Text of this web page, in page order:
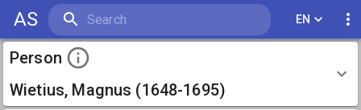
AS EN
Person
Wietius, Magnus (1648-1695)